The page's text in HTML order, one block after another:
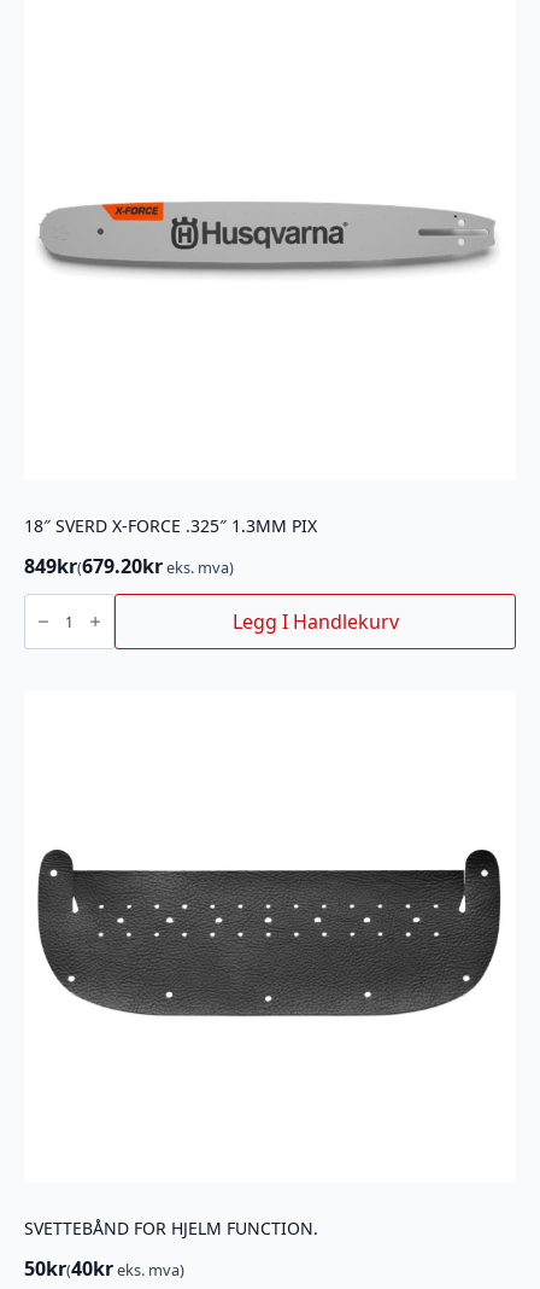
18″ SVERD X-FORCE .325″ 1.3MM PIX
849kr(679.20kreks. mva)
18"
SVERD
FORCE
Legg I Handlekurv
SVETTEBÅND FOR HJELM FUNCTION.
50kr(40kreks. mva)